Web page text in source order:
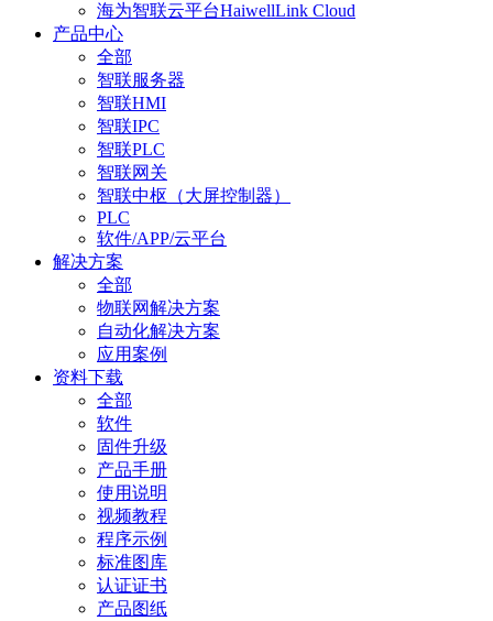
海为智联云平台HaiwellLink Cloud
产品中心
全部
智联服务器
智联HMI
智联IPC
智联PLC
智联网关
智联中枢（大屏控制器）
PLC
软件/APP/云平台
解决方案
全部
物联网解决方案
自动化解决方案
应用案例
资料下载
全部
软件
固件升级
产品手册
使用说明
视频教程
程序示例
标准图库
认证证书
产品图纸